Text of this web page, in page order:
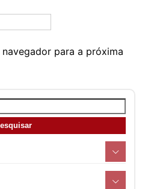
para a próxima